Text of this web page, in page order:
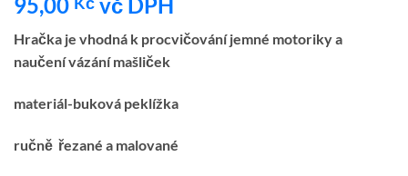
95,00
vč DPH
Hračka je vhodná k procvičování jemné motoriky a
naučení vázání mašliček
materiál-buková peklížka
ručně řezané a malované